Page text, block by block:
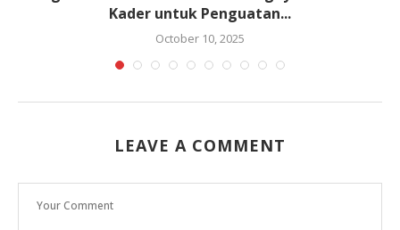
Kader untuk Penguatan...
October 10, 2025
LEAVE A COMMENT